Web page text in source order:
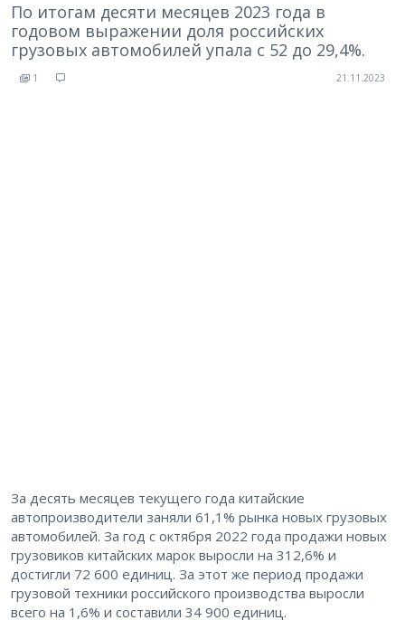
По итогам десяти месяцев 2023 года в
годовом выражении доля российских
грузовых автомобилей упала с 52 до 29,4%.
1 21.11.2023
За десять месяцев текущего года китайские
автопроизводители заняли 61,1% рынка новых грузовых
автомобилей. За год с октября 2022 года продажи новых
грузовиков китайских марок выросли на 312,6% и
достигли 72 600 единиц. За этот же период продажи
грузовой техники российского производства выросли
всего на 1,6% и составили 34 900 единиц.